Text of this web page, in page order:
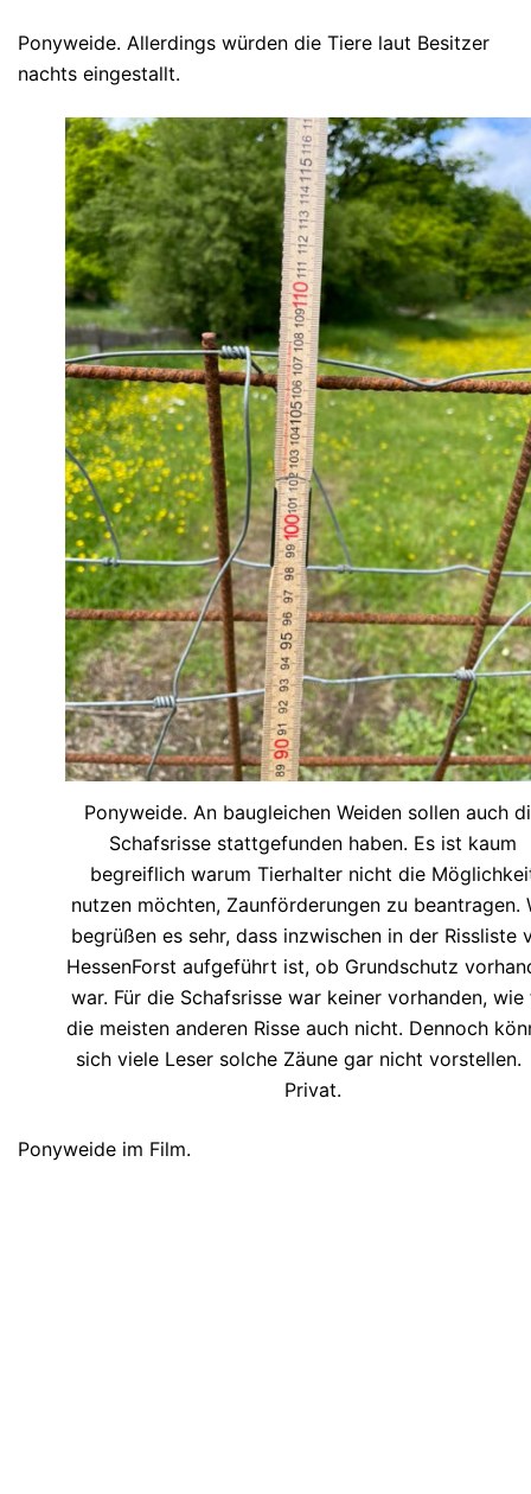
Ponyweide. Allerdings würden die Tiere laut Besitzer
nachts eingestallt.
Ponyweide. An baugleichen Weiden sollen auch
Schafsrisse stattgefunden haben. Es ist kaum
begreiflich warum Tierhalter nicht die
nutzen möchten, Zaunförderungen zu beantragen.
begrüßen es sehr, dass inzwischen in der Rissliste
HessenForst aufgeführt ist, ob Grundschutz
war. Für die Schafsrisse war keiner vorhanden, wie
die meisten anderen Risse auch nicht. Dennoch
sich viele Leser solche Zäune gar nicht
Privat.
Ponyweide im Film.